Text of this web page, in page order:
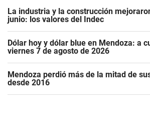
La industria y la construcción
junio: los valores del Indec
Dólar hoy y dólar blue en Mendoza: a
viernes 7 de agosto de 2026
Mendoza perdió más de la mitad de
desde 2016